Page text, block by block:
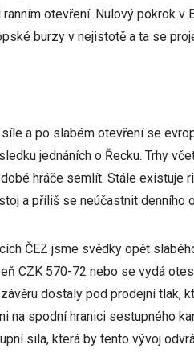
otevření. Nulový pokrok v
burzy v nejistotě a ta se
a po slabém otevření se
jednáních o Řecku. Trhy
hráče semlít. Stále existuje
a příliš se neúčastnit denního
ČEZ jsme svědky opět
CZK 570-72 nebo se vydá
dostaly pod prodejní tlak,
spodní hranici sestupného
sila, která by tento vývoj